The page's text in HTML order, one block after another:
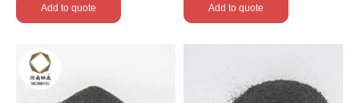
Add to quote Add to quote